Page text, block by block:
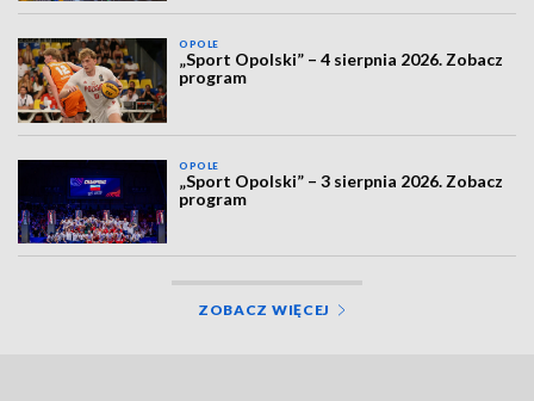
OPOLE
„Sport Opolski” – 4 sierpnia 2026. Zobacz
program
OPOLE
„Sport Opolski” – 3 sierpnia 2026. Zobacz
program
ZOBACZ WIĘCEJ